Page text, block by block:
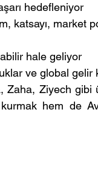
hedefleniyor
katsayı, market
hale geliyor
ve global gelir
Zaha, Ziyech gibi
hem de